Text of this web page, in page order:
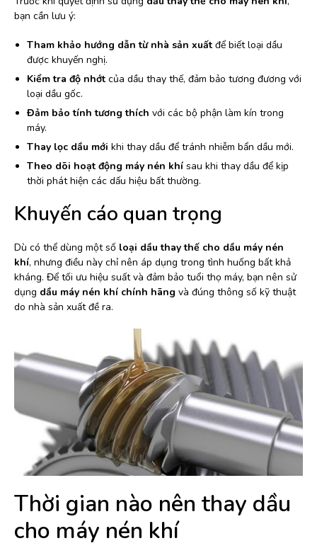
bạn cần lưu ý:
Tham khảo hướng dẫn từ nhà sản xuất để biết loại dầu
được khuyến nghị.
Kiểm tra độ nhớt của dầu thay thế, đảm bảo tương đương với
loại dầu gốc.
Đảm bảo tính tương thích với các bộ phận làm kín trong
máy.
Thay lọc dầu mới khi thay dầu để tránh nhiễm bẩn dầu mới.
Theo dõi hoạt động máy nén khí sau khi thay dầu để kịp
thời phát hiện các dấu hiệu bất thường.
Khuyến cáo quan trọng
Dù có thể dùng một số loại dầu thay thế cho dầu máy nén
khí, nhưng điều này chỉ nên áp dụng trong tình huống bất khả
kháng. Để tối ưu hiệu suất và đảm bảo tuổi thọ máy, bạn nên sử
dụng dầu máy nén khí chính hãng và đúng thông số kỹ thuật
do nhà sản xuất đề ra.
Thời gian nào nên thay dầu
cho máy nén khí